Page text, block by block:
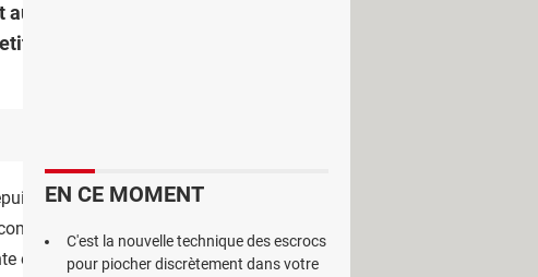
"recommandations".
logiciel gratuit et simple
sa sortie, le système d'exploitation a
un peu partout. Si la
et moins légitime pour un logiciel
EN CE MOMENT
C'est la nouvelle technique des escrocs
pour piocher discrètement dans votre